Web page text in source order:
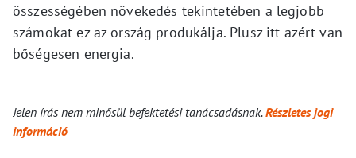
összességében növekedés tekintetében a legjobb
számokat ez az ország produkálja. Plusz itt azért van
bőségesen energia.
Jelen írás nem minősül befektetési tanácsadásnak.Részletes jogi
információ